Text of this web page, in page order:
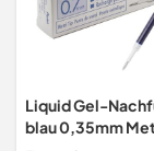
Liquid Gel-
blau 0,35mm